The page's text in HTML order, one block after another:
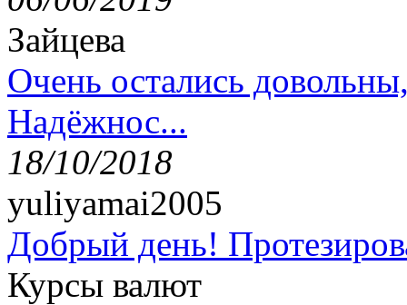
Зайцева
Очень остались
Надёжнос...
18/10/2018
yuliyamai2005
Добрый день!
Курсы валют